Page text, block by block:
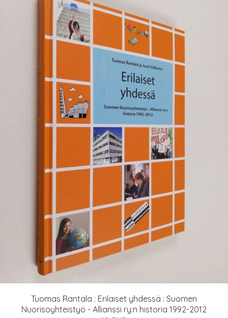
Tuomas Rantala : Erilaiset yhdessä : Suomen
Nuorisoyhteistyö - Allianssi ry:n historia 1992-2012